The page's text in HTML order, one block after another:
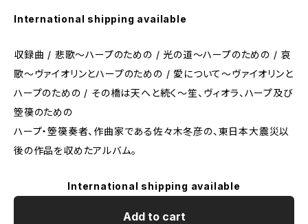
International shipping available
収録曲 / 悲歌～ハープのための / 光の道～ハープのための / 哀
歌～ヴァイオリンとハープのための / 愛について～ヴァイオリンと
ハープのための / その橋は天へと続く～笙、ヴィオラ、ハープ及び
箜篌のための
ハープ・箜篌奏者、作曲家である佐々木冬彦の、東日本大震災以
後の作品を収めたアルバム。
International shipping available
Add to cart